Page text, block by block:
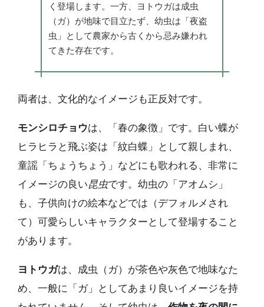
く登場します。一方、ヨトウガは成虫
（ガ）が地味で目立たず、幼虫は「夜盗
虫」として農家から古くから忌み嫌われ
てきた存在です。
両者は、文化的なイメージも正反対です。
モンシロチョウは、「春の象徴」です。白い蝶が
ヒラヒラと飛ぶ姿は「紋白蝶」として親しまれ、
童謡「ちょうちょう」などにも歌われる、非常に
イメージの良い昆虫です。幼虫の「アオムシ」
も、子供向けの絵本などでは（デフォルメされ
て）可愛らしいキャラクターとして登場すること
があります。
ヨトウガは、成虫（ガ）が茶色や灰色で地味なた
め、一般に「ガ」としてあまり良いイメージを持